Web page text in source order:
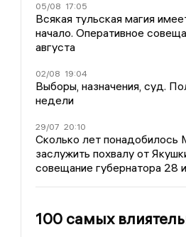
05/08 17:05
Всякая тульская магия
начало. Оперативное
августа
02/08 19:04
Выборы, назначения, суд.
недели
29/07 20:10
Сколько лет понадобилось
заслужить похвалу от
совещание губернатора 28
100 самых